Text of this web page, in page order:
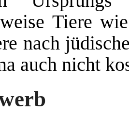
Tiere
nach
auch nicht